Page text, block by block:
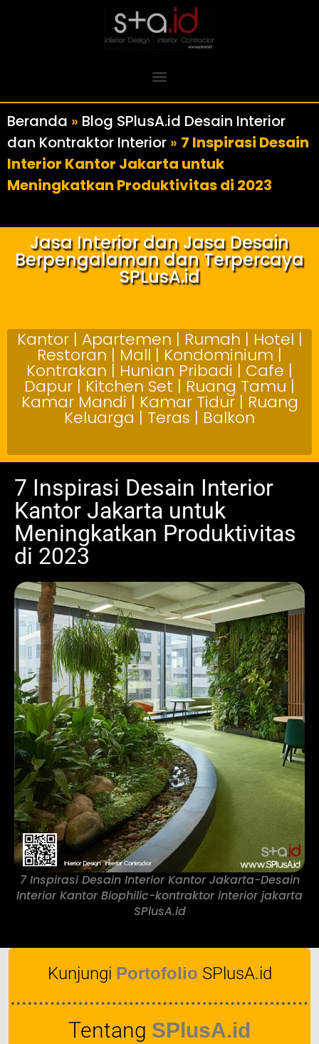
Beranda » Blog SPlusA.id Desain Interior
dan Kontraktor Interior » 7 Inspirasi Desain
Interior Kantor Jakarta untuk
Meningkatkan Produktivitas di 2023
Jasa Interior dan Jasa Desain
Berpengalaman dan Terpercaya
SPLusA.id
Kantor | Apartemen | Rumah | Hotel |
Restoran | Mall | Kondominium |
Kontrakan | Hunian Pribadi | Cafe |
Dapur | Kitchen Set | Ruang Tamu |
Kamar Mandi | Kamar Tidur | Ruang
Keluarga | Teras | Balkon
7 Inspirasi Desain Interior
Kantor Jakarta untuk
Meningkatkan Produktivitas
di 2023
7 Inspirasi Desain Interior Kantor Jakarta-Desain
Interior Kantor Biophilic-kontraktor interior jakarta
SPlusA.id
Kunjungi Portofolio SPlusA.id
Tentang SPlusA.id